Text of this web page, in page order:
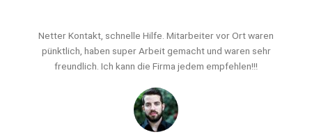
Netter Kontakt, schnelle Hilfe. Mitarbeiter vor Ort waren
pünktlich, haben super Arbeit gemacht und waren sehr
freundlich. Ich kann die Firma jedem empfehlen!!!